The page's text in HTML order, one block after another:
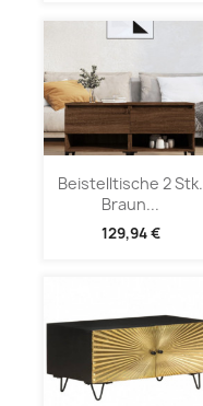
Beistelltische 2 Stk.
Braun...
129,94 €